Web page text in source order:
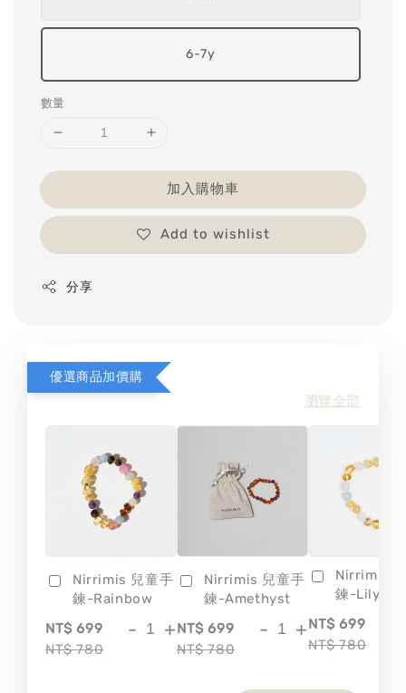
6-7y
數量
加入購物車
Add to wishlist
分享
優選商品加價購
瀏覽全部
Nirrimis 兒童手
鍊-Rainbow
NT$ 699
NT$ 780
- +
Nirrimis 兒童手
鍊-Amethyst
NT$ 699
NT$ 780
- +
Nirrimis
鍊-Lily
NT$ 699
NT$ 780